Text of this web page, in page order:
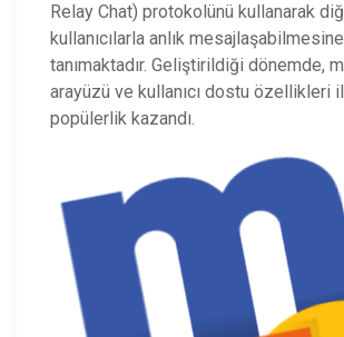
Relay Chat) protokolünü kullanarak
kullanıcılarla anlık
tanımaktadır. Geliştirildiği dönemde,
arayüzü ve kullanıcı dostu özellikleri
popülerlik kazandı.